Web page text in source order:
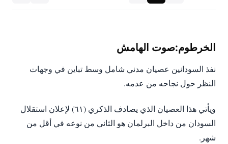
‎نفذ السودانين عصيان مدني شامل وسط تباين في وجهات
النظر حول نجاحه من عدمه.
‎ويأتي هذا العصيان الذي يصادف الذكري (٦١) لإعلان استقلال
السودان من داخل البرلمان هو الثاني من نوعه في أقل من
شهر.